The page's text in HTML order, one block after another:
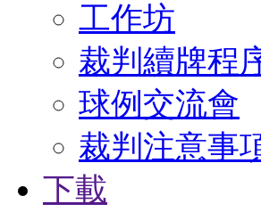
工作坊
裁判續牌程
球例交流會
裁判注意事
下載